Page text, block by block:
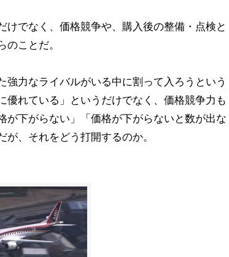
でなく、価格競争や、購入後の整備・点検と
ことだ。
力なライバルがいる中に割って入ろうという
れている」というだけでなく、価格競争力も
下がらない」「価格が下がらないと数が出な
、それをどう打開するのか。